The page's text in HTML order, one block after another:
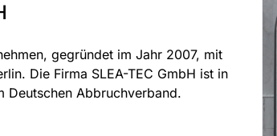
gegründet im Jahr 2007, mit
Die Firma SLEA-TEC GmbH ist in
Deutschen Abbruchverband.